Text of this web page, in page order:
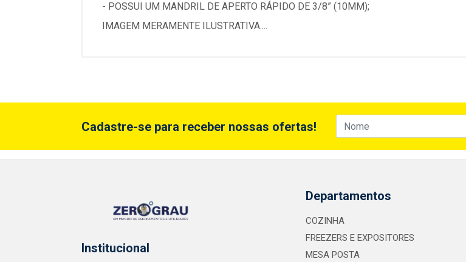
- POSSUI UM MANDRIL DE APERTO RÁPIDO DE 3/8” (10MM);
IMAGEM MERAMENTE ILUSTRATIVA....
Cadastre-se para receber nossas ofertas!
Institucional
Departamentos
COZINHA
FREEZERS E EXPOSITORES
MESA POSTA